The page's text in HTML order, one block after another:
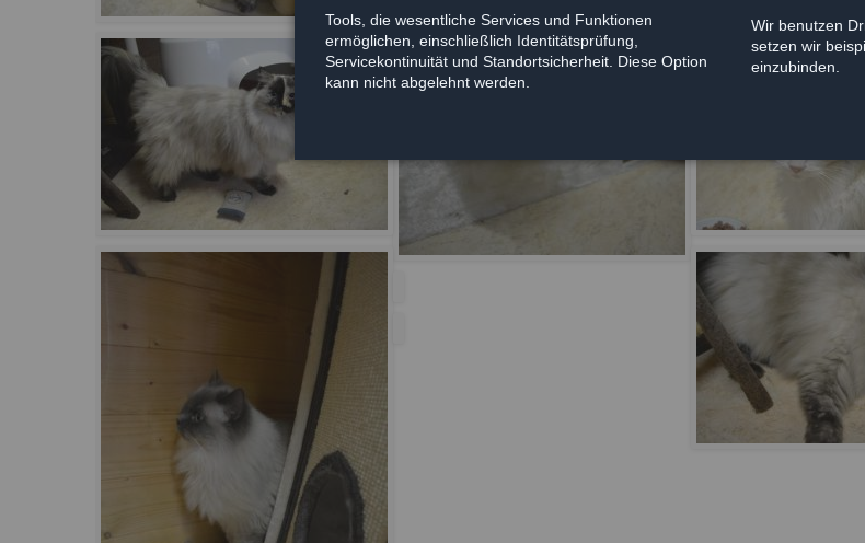
Tools, die wesentliche Services und Funktionen
ermöglichen, einschließlich Identitätsprüfung,
Servicekontinuität und Standortsicherheit. Diese Option
kann nicht abgelehnt werden.
Wir benutzen
setzen wir
einzubinden.